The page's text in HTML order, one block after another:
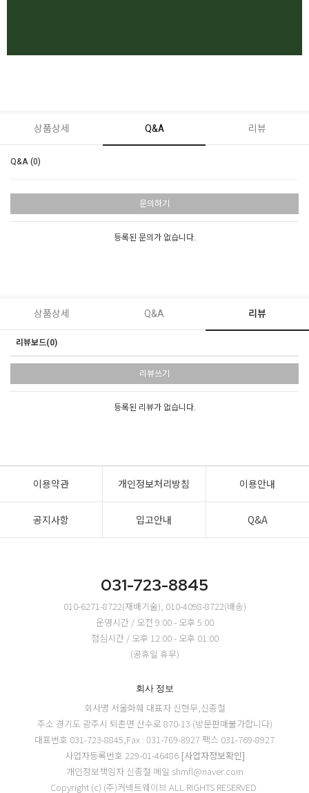
상품상세 Q&A 리뷰
Q&A (0)
문의하기
등록된 문의가 없습니다.
상품상세 Q&A 리뷰
리뷰보드(0)
리뷰쓰기
등록된 리뷰가 없습니다.
이용약관 개인정보처리방침 이용안내
공지사항 입고안내 Q&A
031-723-8845
010-6271-8722(재배기술), 010-4098-8722(배송)
운영시간 / 오전 9:00 - 오후 5:00
점심시간 / 오후 12:00 - 오후 01:00
(공휴일 휴무)
회사 정보
회사명 서울화훼 대표자 신현무,신종철
주소 경기도 광주시 퇴촌면 산수로 870-13 (방문판매불가합니다)
대표번호 031-723-8845,Fax : 031-769-8927 팩스 031-769-8927
사업자등록번호 229-01-46486 [사업자정보확인]
개인정보책임자 신종철 메일 shmfl@naver.com
Copyright (c) (주)커넥트웨이브 ALL RIGHTS RESERVED.